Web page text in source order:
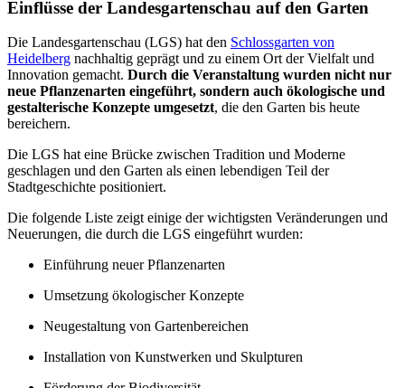
Einflüsse der Landesgartenschau auf den Garten
Die Landesgartenschau (LGS) hat den Schlossgarten von
Heidelberg nachhaltig geprägt und zu einem Ort der Vielfalt und
Innovation gemacht. Durch die Veranstaltung wurden nicht nur
neue Pflanzenarten eingeführt, sondern auch ökologische und
gestalterische Konzepte umgesetzt, die den Garten bis heute
bereichern.
Die LGS hat eine Brücke zwischen Tradition und Moderne
geschlagen und den Garten als einen lebendigen Teil der
Stadtgeschichte positioniert.
Die folgende Liste zeigt einige der wichtigsten Veränderungen und
Neuerungen, die durch die LGS eingeführt wurden:
Einführung neuer Pflanzenarten
Umsetzung ökologischer Konzepte
Neugestaltung von Gartenbereichen
Installation von Kunstwerken und Skulpturen